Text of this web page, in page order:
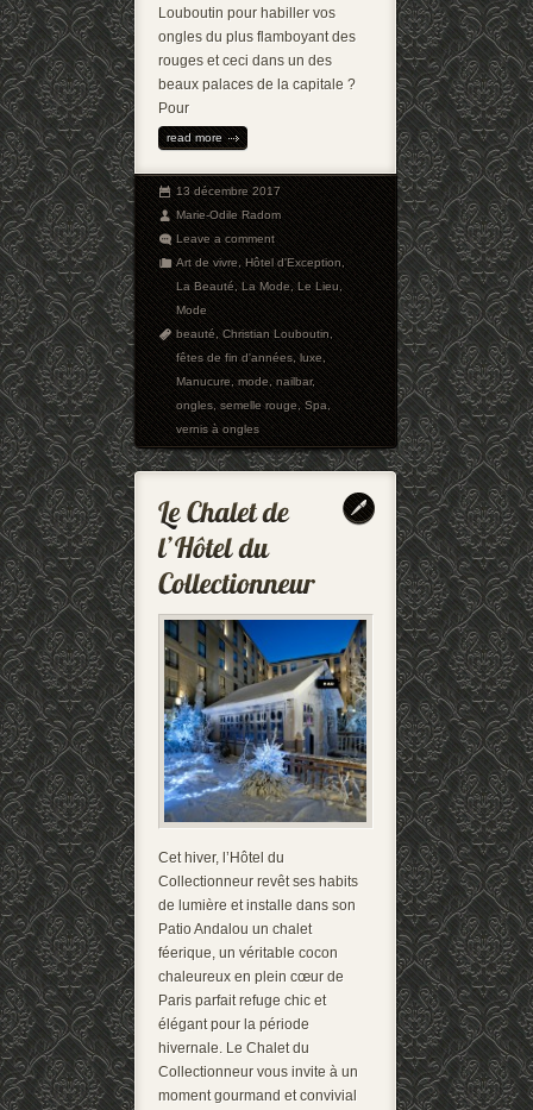
Louboutin pour habiller vos
ongles du plus flamboyant des
rouges et ceci dans un des
beaux palaces de la capitale ?
Pour
read more
13 décembre 2017
Marie-Odile Radom
Leave a comment
Art de vivre,Hôtel d'Exception,
La Beauté,La Mode,Le Lieu,
Mode
beauté,Christian Louboutin,
fêtes de fin d'années,luxe,
Manucure,mode,nailbar,
ongles,semelle rouge,Spa,
vernis à ongles
Cet hiver, l’Hôtel du
Collectionneur revêt ses habits
de lumière et installe dans son
Patio Andalou un chalet
féerique, un véritable cocon
chaleureux en plein cœur de
Paris parfait refuge chic et
élégant pour la période
hivernale. Le Chalet du
Collectionneur vous invite à un
moment gourmand et convivial